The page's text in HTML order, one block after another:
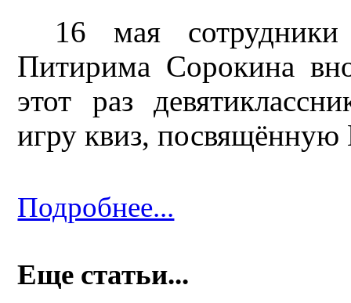
16 мая
Питирима Сорокина
этот раз
игру квиз,
Подробнее...
Еще статьи...